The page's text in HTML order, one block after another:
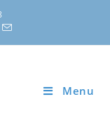
Menu